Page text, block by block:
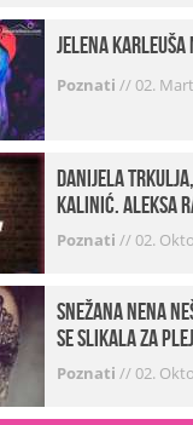
Jelena Karleuša
Poznati //02.
Danijela
Kalinić, Aleksa
Husa Beat Street
Poznati //02.
Snežana Nena
se slikala za
zvali…“
Poznati //02.